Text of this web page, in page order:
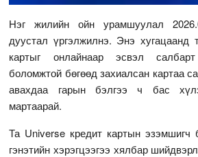
Нэг жилийн ойн урамшуулал
дуустал үргэлжилнэ. Энэ хугацаанд
картыг онлайнаар эсвэл
боломжтой бөгөөд захиалсан картаа
авахдаа гарын бэлгээ ч бас
мартаарай.
Та Universe кредит картын эзэмшигч
гэнэтийн хэрэгцээгээ хялбар